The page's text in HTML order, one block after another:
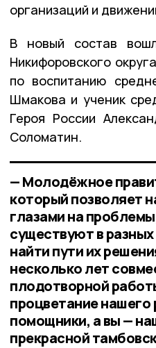
организаций и
В новый состав
Никифоровского
по воспитанию
Шмакова и ученик
Героя России
Соломатин.
— Молодёжное
который позволяет
глазами на
существуют в
найти пути их
несколько лет
плодотворной
процветание
помощники, а вы —
прекрасной